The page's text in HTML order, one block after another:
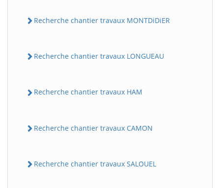
Recherche chantier travaux MONTDiDiER
Recherche chantier travaux LONGUEAU
Recherche chantier travaux HAM
Recherche chantier travaux CAMON
Recherche chantier travaux SALOUEL